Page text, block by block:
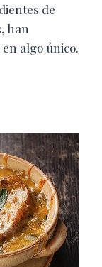
de
han
algo único.